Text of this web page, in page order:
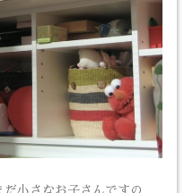
小さなお子さんですの